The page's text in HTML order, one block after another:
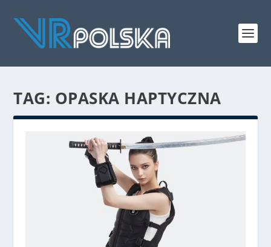
TAG: OPASKA HAPTYCZNA